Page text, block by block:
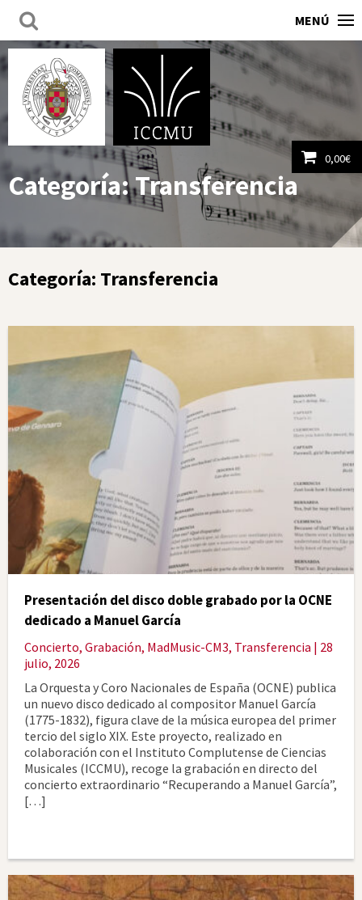
MENÚ
0,00€
Ver carrito
Categoría:Transferencia
Categoría: Transferencia
Presentación del disco doble grabado por la OCNE
dedicado a Manuel García
Concierto, Grabación, MadMusic-CM3, Transferencia | 28
julio, 2026
La Orquesta y Coro Nacionales de España (OCNE) publica
un nuevo disco dedicado al compositor Manuel García
(1775-1832), figura clave de la música europea del primer
tercio del siglo XIX. Este proyecto, realizado en
colaboración con el Instituto Complutense de Ciencias
Musicales (ICCMU), recoge la grabación en directo del
concierto extraordinario “Recuperando a Manuel García”,
[…]